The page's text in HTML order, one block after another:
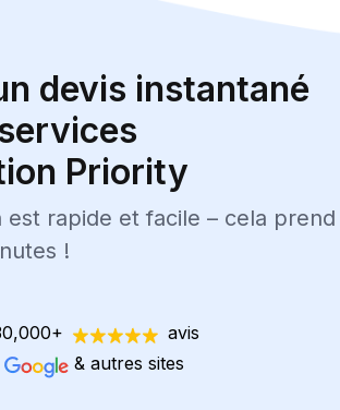
devis instantané
Priority
est rapide et facile – cela prend
!
avis
& autres sites